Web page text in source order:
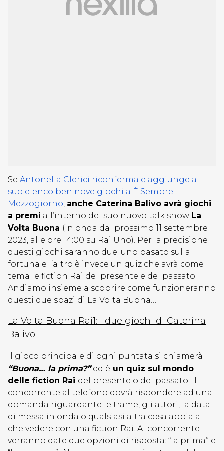
Se Antonella Clerici riconferma e aggiunge al
suo elenco ben nove giochi a È Sempre
Mezzogiorno, anche Caterina Balivo avrà giochi
a premi all’interno del suo nuovo talk show La
Volta Buona (in onda dal prossimo 11 settembre
2023, alle ore 14:00 su Rai Uno). Per la precisione
questi giochi saranno due: uno basato sulla
fortuna e l’altro è invece un quiz che avrà come
tema le fiction Rai del presente e del passato.
Andiamo insieme a scoprire come funzioneranno
questi due spazi di La Volta Buona…
La Volta Buona Rai1: i due giochi di Caterina
Balivo
Il gioco principale di ogni puntata si chiamerà
“Buona… la prima?”ed è un quiz sul mondo
delle fiction Rai del presente o del passato. Il
concorrente al telefono dovrà rispondere ad una
domanda riguardante le trame, gli attori, la data
di messa in onda o qualsiasi altra cosa abbia a
che vedere con una fiction Rai. Al concorrente
verranno date due opzioni di risposta: “la prima” e